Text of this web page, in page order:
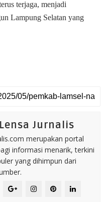
terjaga, menjadi
Lampung Selatan yang
Jurnalis
merupakan portal
informasi menarik, terkini
yang dihimpun dari